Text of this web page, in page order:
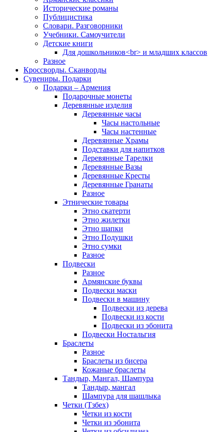
Исторические романы
Публицистика
Словари. Разговорники
Учебники. Самоучители
Детские книги
Для дошкольников<br> и младших классов
Разное
Кроссворды. Сканворды
Сувениры. Подарки
Подарки – Армения
Подарочные монеты
Деревянные изделия
Деревянные часы
Часы настольные
Часы настенные
Деревянные Храмы
Подставки для напитков
Деревянные Тарелки
Деревянные Вазы
Деревянные Кресты
Деревянные Гранаты
Разное
Этнические товары
Этно скатерти
Этно жилетки
Этно шапки
Этно Подушки
Этно сумки
Разное
Подвески
Разное
Армянские буквы
Подвески маски
Подвески в машину
Подвески из дерева
Подвески из кости
Подвески из эбонита
Подвески Ностальгия
Браслеты
Разное
Браслеты из бисера
Кожаные браслеты
Тандыр, Мангал, Шампура
Тандыр, мангал
Шампура для шашлыка
Четки (Тзбех)
Четки из кости
Четки из эбонита